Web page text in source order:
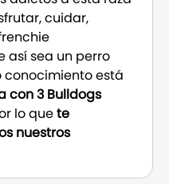
cuidar,
así sea un perro
conocimiento está
con 3 Bulldogs
lo quete
nuestros